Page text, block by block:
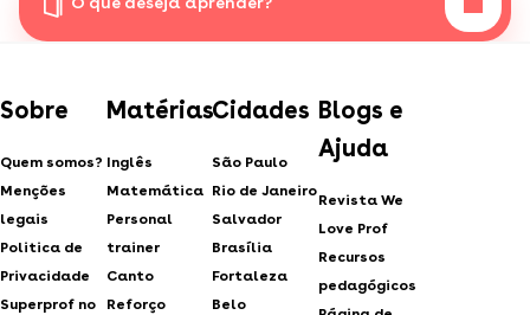
Sobre
Quem somos?
Menções
legais
Politica de
Privacidade
Superprof no
Matérias
Inglês
Matemática
Personal
trainer
Canto
Reforço
Cidades
São Paulo
Rio de Janeiro
Salvador
Brasília
Fortaleza
Belo
Blogs e
Ajuda
Revista We
Love Prof
Recursos
pedagógicos